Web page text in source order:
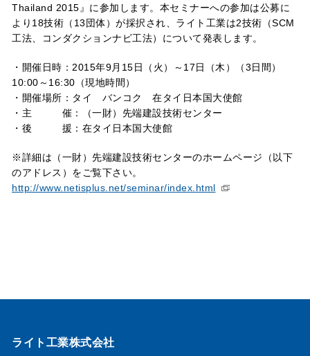
Thailand 2015』に参加します。本セミナーへの参加は公募に
より18技術（13団体）が採択され、ライト工業は2技術（SCM
工法、コンダクションナビ工法）について発表します。
・開催日時：2015年9月15日（火）～17日（木）（3日間）
10:00～16:30（現地時間）
・開催場所：タイ バンコク 在タイ日本国大使館
・主 催：（一財）先端建設技術センター
・後 援：在タイ日本国大使館
※詳細は（一財）先端建設技術センターのホームページ（以下
のアドレス）をご覧下さい。
http://www.netisplus.net/seminar/index.html
ライト工業株式会社